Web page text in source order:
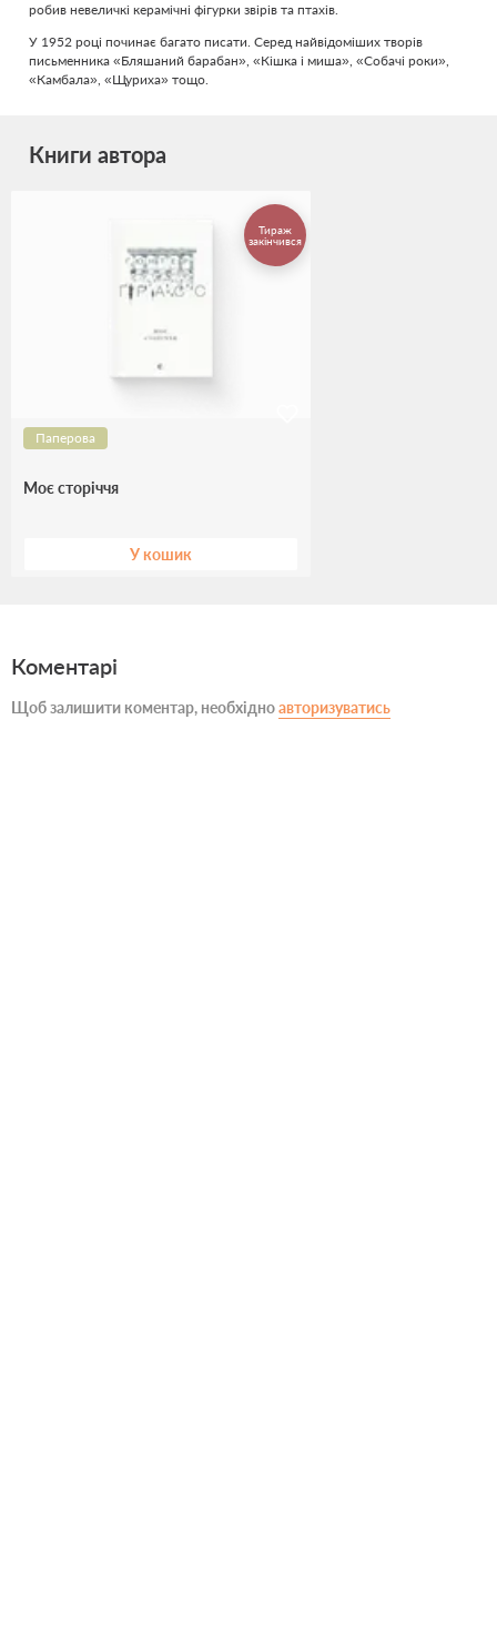
робив невеличкі керамічні фігурки звірів та птахів.
У 1952 році починає багато писати. Серед найвідоміших творів
письменника «Бляшаний барабан», «Кішка і миша», «Собачі роки»,
«Камбала», «Щуриха» тощо.
Книги автора
Тираж
закінчився
Паперова
Моє сторіччя
У кошик
Коментарі
Щоб залишити коментар, необхідноавторизуватись